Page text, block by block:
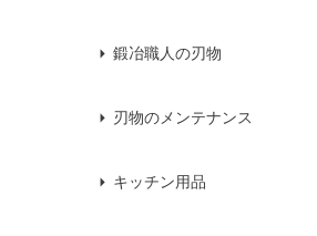
鍛冶職人の刃物
刃物のメンテナンス
キッチン用品